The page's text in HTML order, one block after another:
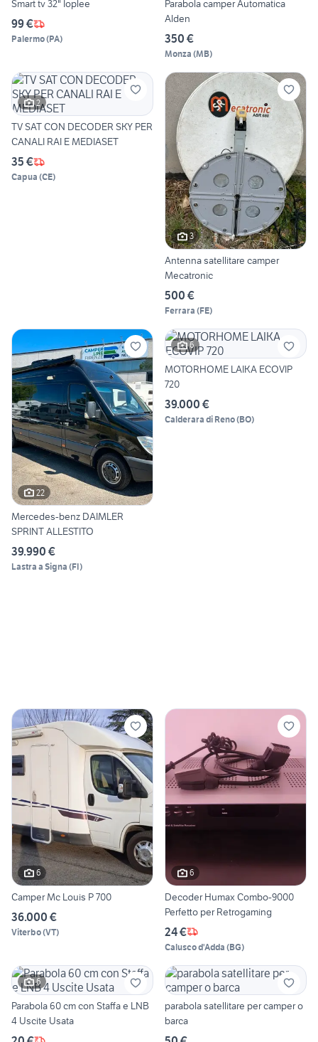
Smart tv 32" Ioplee
99 €
Palermo(PA)
Parabola camper Automatica
Alden
350 €
Monza (MB)
2
TV SAT CON DECODER SKY PER
CANALI RAI E MEDIASET
35 €
Capua (CE)
3
Antenna satellitare camper
Mecatronic
500 €
Ferrara (FE)
22
Mercedes-benz DAIMLER
SPRINT ALLESTITO
39.990 €
Lastra a Signa (FI)
6
MOTORHOME LAIKA ECOVIP
720
39.000 €
Calderara di Reno(BO)
6
Camper Mc Louis P 700
36.000 €
Viterbo(VT)
6
Decoder Humax Combo-9000
Perfetto per Retrogaming
24 €
Calusco d'Adda (BG)
6
Parabola 60 cm con Staffa e LNB
4 Uscite Usata
parabola satellitare per camper o
barca